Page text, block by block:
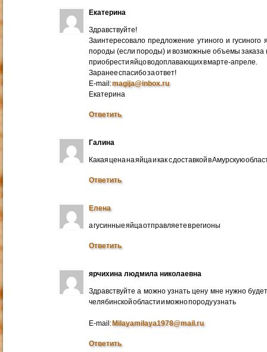
Екатерина
Здравствуйте!
Заинтересовало предложение утиного и
породы (если породы) и возможные объемы заказа
приобрести яйцо водоплавающих в марте-апреле.
Заранее спасибо за ответ!
E-mail:magija@inbox.ru
Екатерина
Ответить
Галина
Какая цена на яйца и как с доставкой в Амурскую
Ответить
Елена
а гусинные яйца отправляете в регионы
Ответить
ярчихина людмила николаевна
Здравствуйте а можно узнать цену мне нужно
челябинской области и можно породу узнать
E-mail:Milayamilaya1978@mail.ru
Ответить